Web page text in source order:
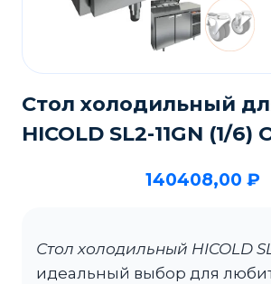
Стол холодильный
HICOLD SL2-11GN (1/6)
140408,00 ₽
Стол холодильный HICOLD
идеальный выбор для